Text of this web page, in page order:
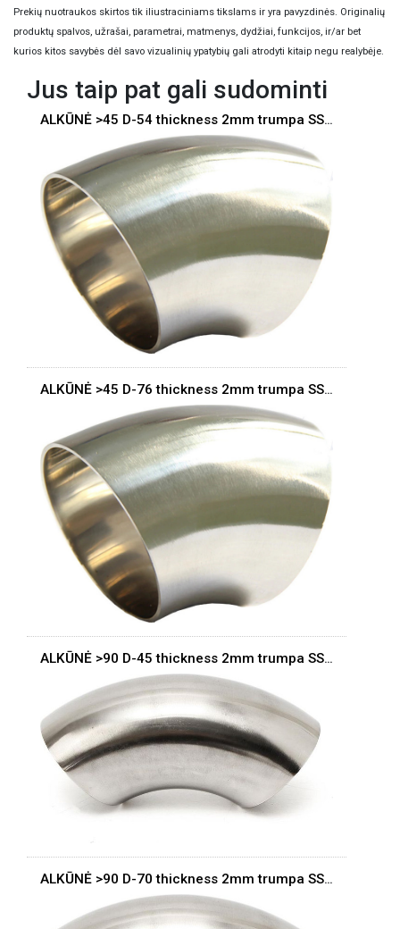
Prekių nuotraukos skirtos tik iliustraciniams tikslams ir yra pavyzdinės. Originalių
produktų spalvos, užrašai, parametrai, matmenys, dydžiai, funkcijos, ir/ar bet
kurios kitos savybės dėl savo vizualinių ypatybių gali atrodyti kitaip negu realybėje.
Jus taip pat gali sudominti
ALKŪNĖ >45 D-54 thickness 2mm trumpa SS304
ALKŪNĖ >45 D-76 thickness 2mm trumpa SS304
ALKŪNĖ >90 D-45 thickness 2mm trumpa SS304
ALKŪNĖ >90 D-70 thickness 2mm trumpa SS304